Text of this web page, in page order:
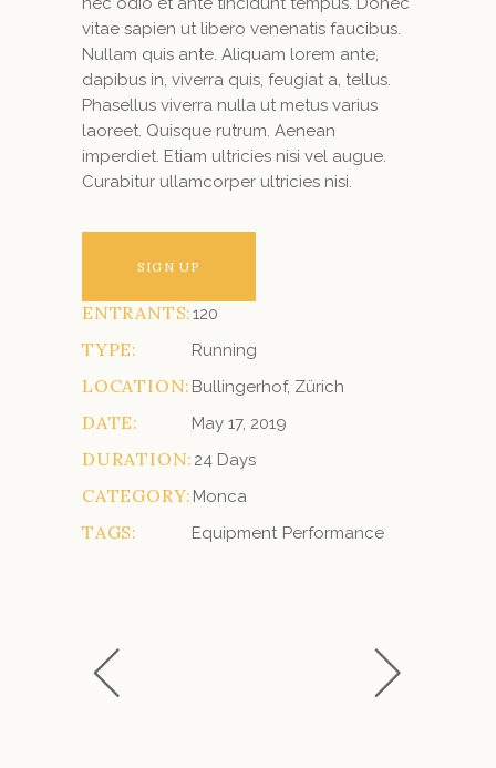
vitae sapien ut libero venenatis faucibus.
Nullam quis ante. Aliquam lorem ante,
dapibus in, viverra quis, feugiat a, tellus.
Phasellus viverra nulla ut metus varius
laoreet. Quisque rutrum. Aenean
imperdiet. Etiam ultricies nisi vel augue.
Curabitur ullamcorper ultricies nisi.
SIGN UP
ENTRANTS:120
TYPE: Running
LOCATION: Bullingerhof, Zürich
DATE: May 17, 2019
DURATION: 24 Days
CATEGORY: Monca
TAGS: Equipment Performance